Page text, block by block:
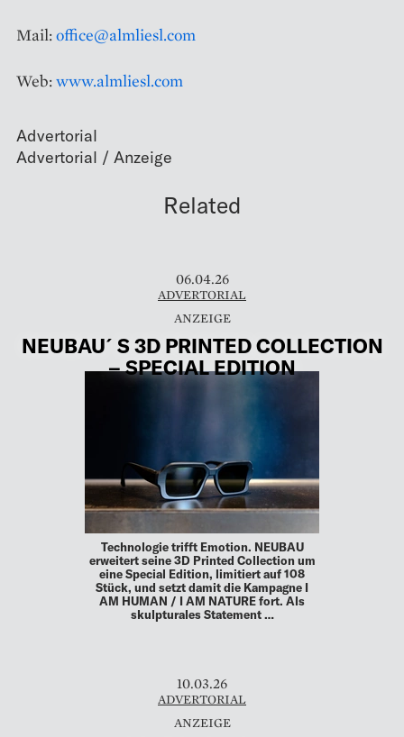
Mail:office@almliesl.com
Web:www.almliesl.com
Advertorial
Related
06.04.26
ADVERTORIAL
NEUBAU´S 3D PRINTED COLLECTION
– SPECIAL EDITION
Technologie trifft Emotion. NEUBAU
erweitert seine 3D Printed Collection um
eine Special Edition, limitiert auf 108
Stück, und setzt damit die Kampagne I
AM HUMAN / I AM NATURE fort. Als
skulpturales Statement …
10.03.26
ADVERTORIAL